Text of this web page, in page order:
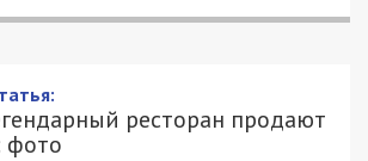
ресторан продают
фото